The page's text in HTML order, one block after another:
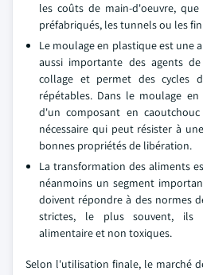
les coûts de main-d'oeuvre,
préfabriqués, les tunnels ou les
Le moulage en plastique est une
aussi importante des agents
collage et permet des cycles
répétables. Dans le moulage
d'un composant en
nécessaire qui peut résister à
bonnes propriétés de libération.
La transformation des aliments
néanmoins un segment
doivent répondre à des normes
strictes, le plus souvent, ils
alimentaire et non toxiques.
Selon l'utilisation finale, le marché